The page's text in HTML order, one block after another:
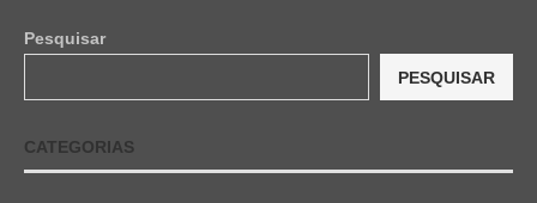
Pesquisar
PESQUISAR
CATEGORIAS